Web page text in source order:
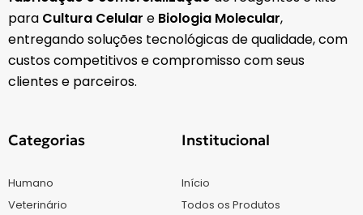
para Cultura Celular e Biologia Molecular,
entregando soluções tecnológicas de qualidade, com
custos competitivos e compromisso com seus
clientes e parceiros.
Categorias
Humano
Veterinário
Institucional
Início
Todos os Produtos